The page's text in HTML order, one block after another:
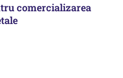
comercializarea